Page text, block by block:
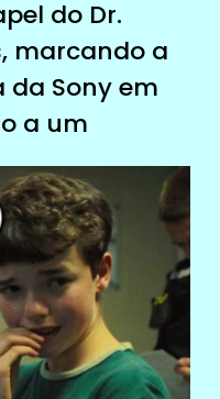
do Dr.
marcando a
Sony em
a um